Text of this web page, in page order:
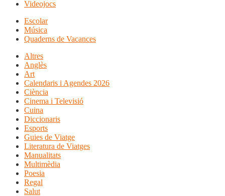
Videojocs
Escolar
Música
Quaderns de Vacances
Altres
Anglès
Art
Calendaris i Agendes 2026
Ciència
Cinema i Televisió
Cuina
Diccionaris
Esports
Guies de Viatge
Literatura de Viatges
Manualitats
Multimèdia
Poesia
Regal
Salut